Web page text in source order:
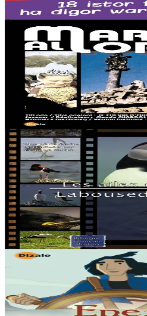
Épuisé
Le Cheval d'orgueil
Mélancolique, Pierre-Jacques rêve
son père parti à la guerre de 1914, de
grand-père, un homme ayant...
Épuisé
8 ans et plus
Épuisé
France 3 Ouest / JPL Films
Les Ailes du rivage
Ce DVD présente, au travers de belles
étonnantes de leur vie intime, 41
littoral Manche-Atlantique....
Épuisé
6 ans et plus
Épuisé
L'Île de Black Mór